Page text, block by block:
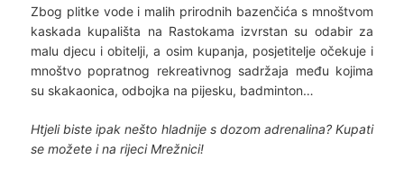
Zbog plitke vode i malih prirodnih bazenčića s mnoštvom
kaskada kupališta na Rastokama izvrstan su odabir za
malu djecu i obitelji, a osim kupanja, posjetitelje očekuje i
mnoštvo popratnog rekreativnog sadržaja među kojima
su skakaonica, odbojka na pijesku, badminton…
Htjeli biste ipak nešto hladnije s dozom adrenalina? Kupati
se možete i na rijeci Mrežnici!